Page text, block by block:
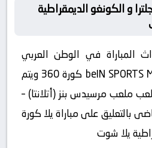
و الكونغو الديمقراطية
المباراة في الوطن العربي
فضائيا على قناة beIN SPORTS MAX 1 كورة 360 ويتم
ملعب مرسيدس بنز (أتلانتا) –
بالتعليق على مباراة يلا كورة
يلا شوت